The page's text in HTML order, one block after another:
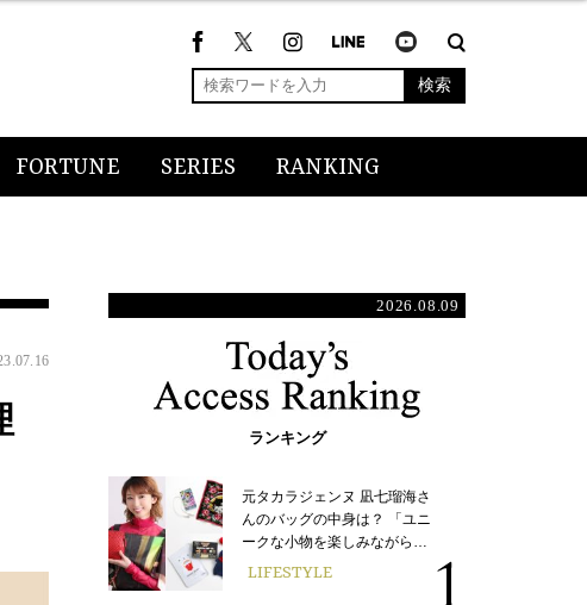
検索
FORTUNE SERIES RANKING
2026.08.09
ランキング
元タカラジェンヌ 凪七瑠海さ
んのバッグの中身は？ 「ユニ
ークな小物を楽しみながら…
LIFESTYLE